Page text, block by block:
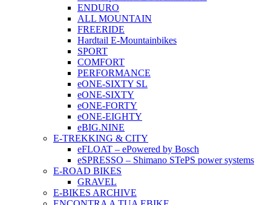
ENDURO
ALL MOUNTAIN
FREERIDE
Hardtail E-Mountainbikes
SPORT
COMFORT
PERFORMANCE
eONE-SIXTY SL
eONE-SIXTY
eONE-FORTY
eONE-EIGHTY
eBIG.NINE
E-TREKKING & CITY
eFLOAT – ePowered by Bosch
eSPRESSO – Shimano STePS power systems
E-ROAD BIKES
GRAVEL
E-BIKES ARCHIVE